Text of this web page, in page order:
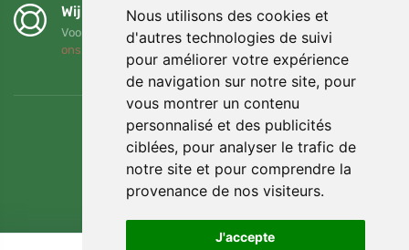
Nous utilisons des cookies et
d'autres technologies de suivi
pour améliorer votre expérience
de navigation sur notre site, pour
vous montrer un contenu
personnalisé et des publicités
ciblées, pour analyser le trafic de
notre site et pour comprendre la
provenance de nos visiteurs.
J'accepte
Wij steunen Trees.org
Voor elke bestelling planten we een boom! Lees meer
ons